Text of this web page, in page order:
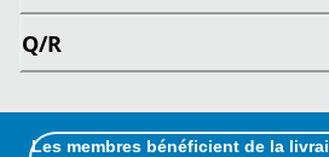
Q/R
Les membres bénéficient de la